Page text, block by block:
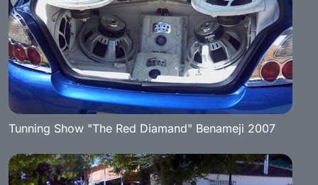
Tunning Show "The Red Diamand" Benameji 2007